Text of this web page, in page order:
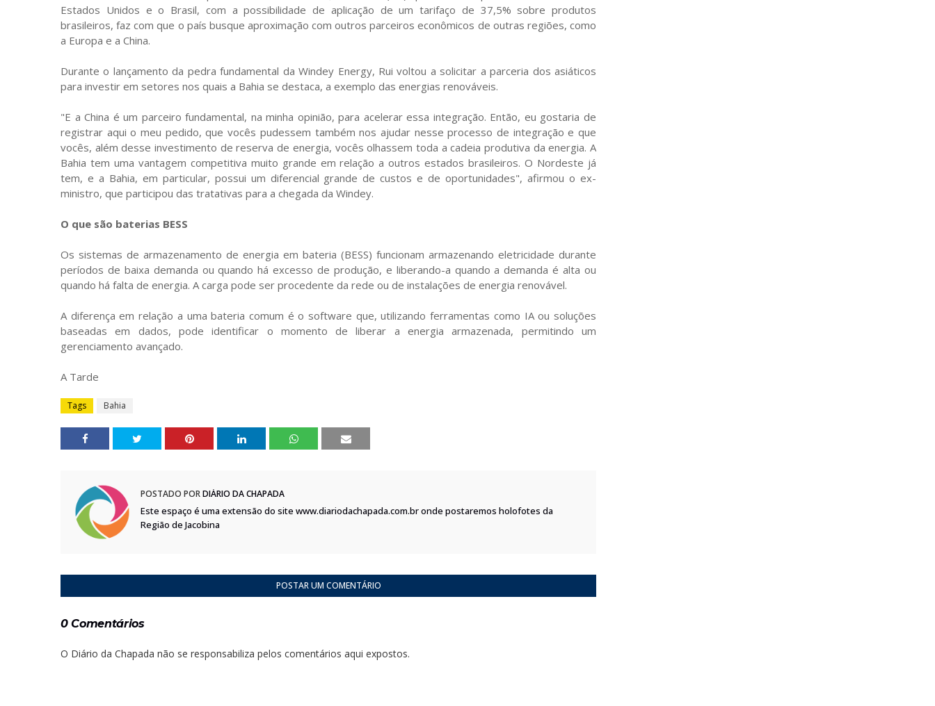
Estados Unidos e o Brasil, com a possibilidade de aplicação de um tarifaço de 37,5% sobre produtos
brasileiros, faz com que o país busque aproximação com outros parceiros econômicos de outras regiões, como
a Europa e a China.
Durante o lançamento da pedra fundamental da Windey Energy, Rui voltou a solicitar a parceria dos asiáticos
para investir em setores nos quais a Bahia se destaca, a exemplo das energias renováveis.
"E a China é um parceiro fundamental, na minha opinião, para acelerar essa integração. Então, eu gostaria de
registrar aqui o meu pedido, que vocês pudessem também nos ajudar nesse processo de integração e que
vocês, além desse investimento de reserva de energia, vocês olhassem toda a cadeia produtiva da energia. A
Bahia tem uma vantagem competitiva muito grande em relação a outros estados brasileiros. O Nordeste já
tem, e a Bahia, em particular, possui um diferencial grande de custos e de oportunidades", afirmou o ex-
ministro, que participou das tratativas para a chegada da Windey.
O que são baterias BESS
Os sistemas de armazenamento de energia em bateria (BESS) funcionam armazenando eletricidade durante
períodos de baixa demanda ou quando há excesso de produção, e liberando-a quando a demanda é alta ou
quando há falta de energia. A carga pode ser procedente da rede ou de instalações de energia renovável.
A diferença em relação a uma bateria comum é o software que, utilizando ferramentas como IA ou soluções
baseadas em dados, pode identificar o momento de liberar a energia armazenada, permitindo um
gerenciamento avançado.
A Tarde
Tags Bahia
POSTADO PORDIÁRIO DA CHAPADA
Este espaço é uma extensão do site www.diariodachapada.com.br onde postaremos holofotes da
Região de Jacobina
POSTAR UM COMENTÁRIO
0 Comentários
O Diário da Chapada não se responsabiliza pelos comentários aqui expostos.